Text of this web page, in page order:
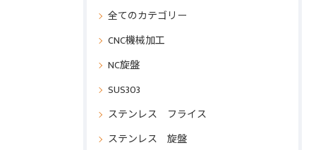
全てのカテゴリー
CNC機械加工
NC旋盤
SUS303
ステンレス フライス
ステンレス 旋盤